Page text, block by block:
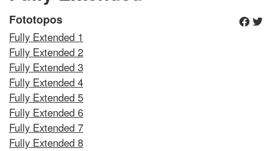
Fototopos
Fully Extended 1
Fully Extended 2
Fully Extended 3
Fully Extended 4
Fully Extended 5
Fully Extended 6
Fully Extended 7
Fully Extended 8